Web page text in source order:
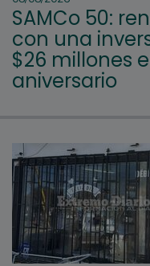
SAMCo 50:
con una
$26 millones
aniversario